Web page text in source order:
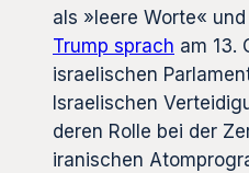
als »leere Worte«
Trump sprach am 13.
israelischen
Israelischen
deren Rolle bei der
iranischen